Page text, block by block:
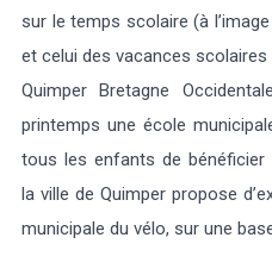
sur le temps scolaire (à
et celui des vacances
Quimper Bretagne
printemps une école
tous les enfants de bénéficier
la ville de Quimper propose
municipale du vélo, sur une